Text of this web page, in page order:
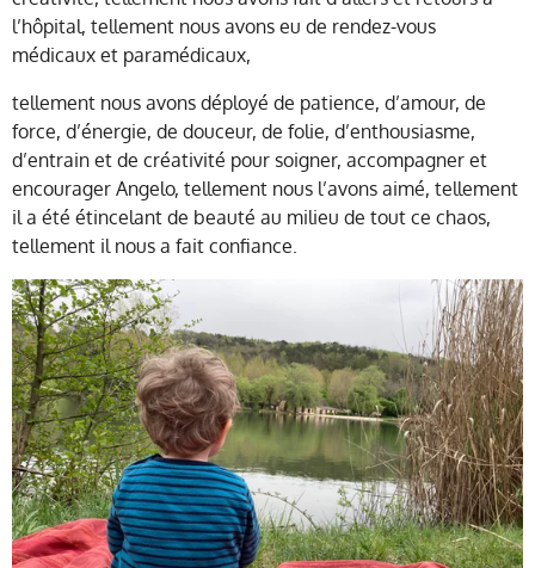
l’hôpital, tellement nous avons eu de rendez-vous
médicaux et paramédicaux,
tellement nous avons déployé de patience, d’amour, de
force, d’énergie, de douceur, de folie, d’enthousiasme,
d’entrain et de créativité pour soigner, accompagner et
encourager Angelo, tellement nous l’avons aimé, tellement
il a été étincelant de beauté au milieu de tout ce chaos,
tellement il nous a fait confiance.